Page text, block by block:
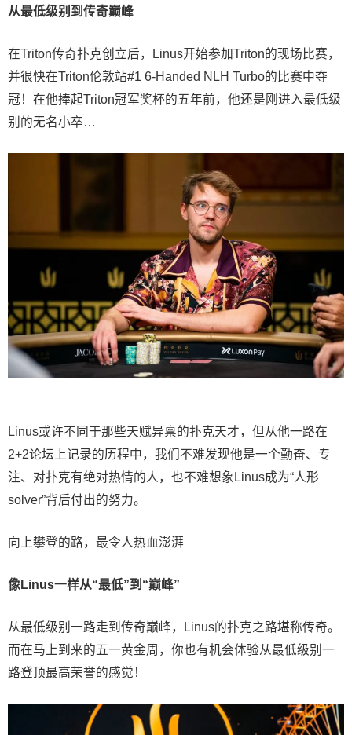
从最低级别到传奇巅峰
在Triton传奇扑克创立后，Linus开始参加Triton的现场比赛，
并很快在Triton伦敦站#1 6-Handed NLH Turbo的比赛中夺
冠！在他捧起Triton冠军奖杯的五年前，他还是刚进入最低级
别的无名小卒…
Linus或许不同于那些天赋异禀的扑克天才，但从他一路在
2+2论坛上记录的历程中，我们不难发现他是一个勤奋、专
注、对扑克有绝对热情的人，也不难想象Linus成为“人形
solver”背后付出的努力。
向上攀登的路，最令人热血澎湃
像Linus一样从“最低”到“巅峰”
从最低级别一路走到传奇巅峰，Linus的扑克之路堪称传奇。
而在马上到来的五一黄金周，你也有机会体验从最低级别一
路登顶最高荣誉的感觉！